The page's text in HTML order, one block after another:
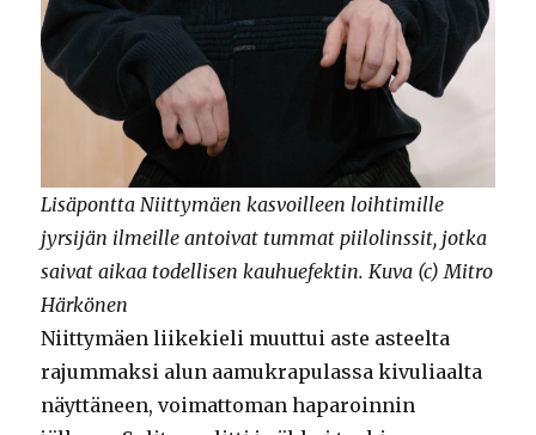
Lisäpontta Niittymäen kasvoilleen loihtimille
jyrsijän ilmeille antoivat tummat piilolinssit, jotka
saivat aikaa todellisen kauhuefektin. Kuva (c) Mitro
Härkönen
Niittymäen liikekieli muuttui aste asteelta
rajummaksi alun aamukrapulassa kivuliaalta
näyttäneen, voimattoman haparoinnin